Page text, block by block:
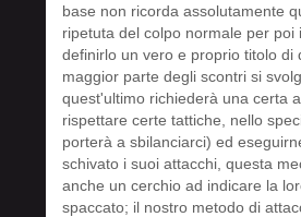
base non ricorda assolutamente
ripetuta del colpo normale per
definirlo un vero e proprio titolo
maggior parte degli scontri si
quest'ultimo richiederà una certa
rispettare certe tattiche, nello
porterà a sbilanciarci) ed
schivato i suoi attacchi, questa
anche un cerchio ad indicare la
spaccato; il nostro metodo di